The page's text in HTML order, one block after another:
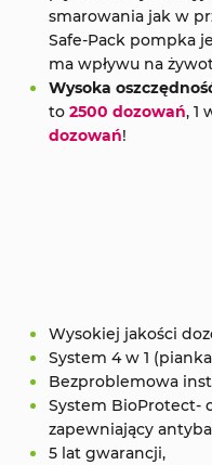
smarowania jak w
Safe-Pack pompka
ma wpływu na
Wysoka
to 2500 dozowań, 1
dozowań!
Wysokiej jakości
System 4 w 1
Bezproblemowa
System BioProtect-
zapewniający
5 lat gwarancji,